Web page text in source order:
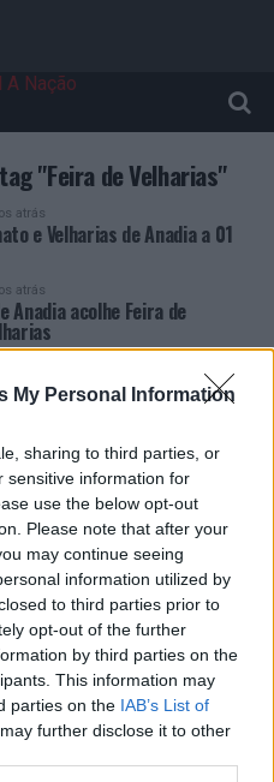
My Personal Information
sharing to third parties, or
sensitive information for
use the below opt-out
Please note that after your
may continue seeing
information utilized by
to third parties prior to
opt-out of the further
by third parties on the
This information may
parties on the IAB’s List of
further disclose it to other
"Feira de Velharias"
atrás
e Velharias de Anadia a 01
atrás
Anadia acolhe Feira de
mensalmente Feira de
kitesurf
em iniciativa europeia
mais um Curso de
na Escola de Tecnologia